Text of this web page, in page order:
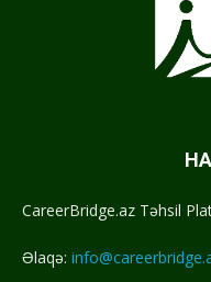
CareerBridge.az Təhsil
Əlaqə: